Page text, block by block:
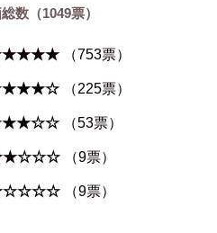
数（1049票）
（753票）
（225票）
（53票）
（9票）
（9票）